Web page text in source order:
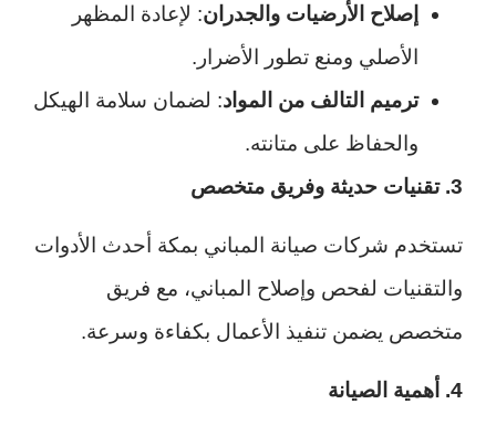
إصلاح الأرضيات والجدران: لإعادة المظهر
الأصلي ومنع تطور الأضرار.
ترميم التالف من المواد: لضمان سلامة الهيكل
والحفاظ على متانته.
3. تقنيات حديثة وفريق متخصص
تستخدم شركات صيانة المباني بمكة أحدث الأدوات
والتقنيات لفحص وإصلاح المباني، مع فريق
متخصص يضمن تنفيذ الأعمال بكفاءة وسرعة.
4. أهمية الصيانة